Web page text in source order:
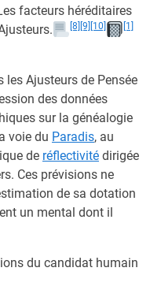
facteurs héréditaires
[8] [9] [10]
[1]
Ajusteurs de Pensée
des données
sur la généalogie
voie du Paradis, au
de réflectivité dirigée
Ces prévisions ne
de sa dotation
un mental dont il
du candidat humain